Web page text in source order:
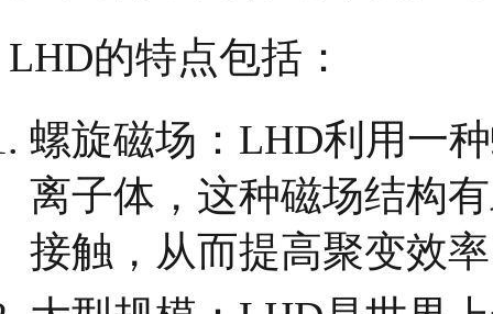
LHD的特点包括：
螺旋磁场：LHD利用一
离子体，这种磁场结构
接触，从而提高聚变效